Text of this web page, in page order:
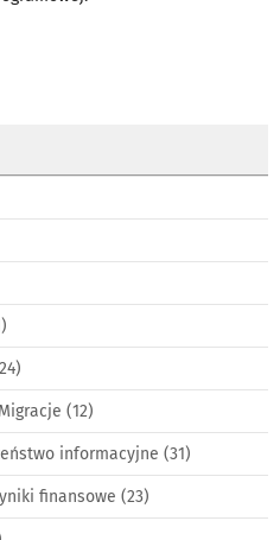
(12)
informacyjne (31)
finansowe (23)